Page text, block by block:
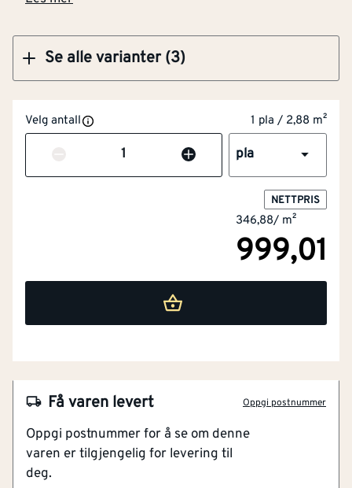
Se alle varianter (3)
Velg antall 1 pla / 2,88 m²
Antall pla
NETTPRIS
346,88/ m²
999,01
Få varen levert Oppgi postnummer
Oppgi postnummer for å se om denne
varen er tilgjengelig for levering til
deg.
Slitesterk
God skrufasthet
5 lag WPB-limt finér
Tykkelse [mm]
Lengde (mm) [mm] 1200
CE-merket